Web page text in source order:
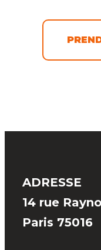
ADRESSE
14 rue
Paris 75016